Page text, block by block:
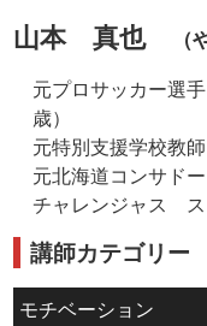
山本 真也
元プロサッカー選
歳）
元特別支援学校教師
元北海道コンサド
チャレンジャス ス
講師カテゴリー
モチベーション